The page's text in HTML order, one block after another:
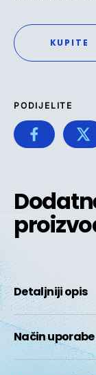
KUPITE
PODIJELITE
Detaljniji opis
Način uporabe